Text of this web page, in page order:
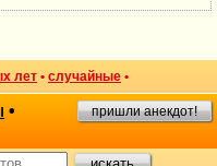
лет • случайные •
• пришли анекдот!